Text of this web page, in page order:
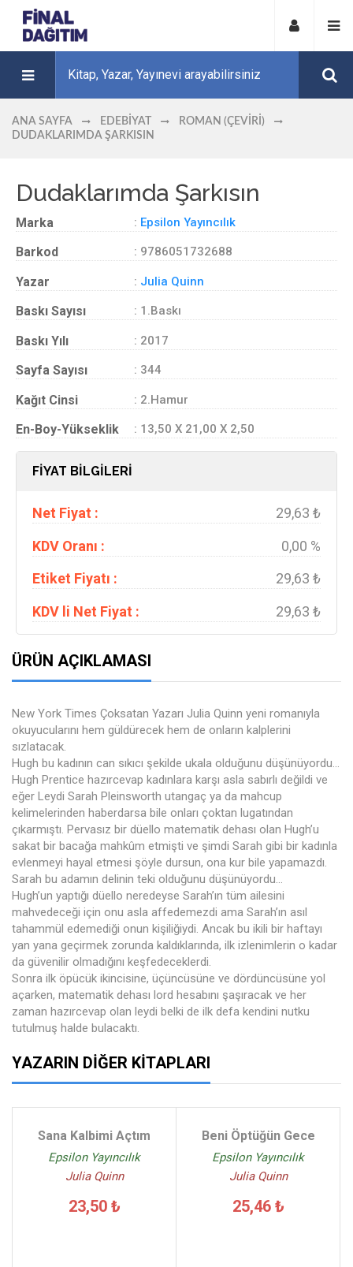
ANA SAYFA EDEBIYAT
ROMAN (ÇEVIRI)
DUDAKLARIMDA ŞARKISIN
Dudaklarımda Şarkısın
Marka : Epsilon Yayıncılık
Barkod : 9786051732688
Yazar : Julia Quinn
Baskı Sayısı : 1.Baskı
Baskı Yılı : 2017
Sayfa Sayısı : 344
Kağıt Cinsi : 2.Hamur
En-Boy-Yükseklik : 13,50 X 21,00 X 2,50
FİYAT BİLGİLERİ
Net Fiyat :
29,63 ₺
KDV Oranı :
0,00 %
Etiket Fiyatı :
29,63 ₺
KDV li Net Fiyat :
29,63 ₺
ÜRÜN AÇIKLAMASI
New York Times Çoksatan Yazarı Julia Quinn yeni romanıyla
okuyucularını hem güldürecek hem de onların kalplerini
sızlatacak.
Hugh bu kadının can sıkıcı şekilde ukala olduğunu düşünüyordu...
Hugh Prentice hazırcevap kadınlara karşı asla sabırlı değildi ve
eğer Leydi Sarah Pleinsworth utangaç ya da mahcup
kelimelerinden haberdarsa bile onları çoktan lugatından
çıkarmıştı. Pervasız bir düello matematik dehası olan Hugh’u
sakat bir bacağa mahkûm etmişti ve şimdi Sarah gibi bir kadınla
evlenmeyi hayal etmesi şöyle dursun, ona kur bile yapamazdı.
Sarah bu adamın delinin teki olduğunu düşünüyordu…
Hugh’un yaptığı düello neredeyse Sarah’ın tüm ailesini
mahvedeceği için onu asla affedemezdi ama Sarah’ın asıl
tahammül edemediği onun kişiliğiydi. Ancak bu ikili bir haftayı
yan yana geçirmek zorunda kaldıklarında, ilk izlenimlerin o kadar
da güvenilir olmadığını keşfedeceklerdi.
Sonra ilk öpücük ikincisine, üçüncüsüne ve dördüncüsüne yol
açarken, matematik dehası lord hesabını şaşıracak ve her
zaman hazırcevap olan leydi belki de ilk defa kendini nutku
tutulmuş halde bulacaktı.
YAZARIN DIĞER KITAPLARI
Sana Kalbimi Açtım
Epsilon Yayıncılık
Julia Quinn
23,50 ₺
Beni Öptüğün Gece
Epsilon Yayıncılık
Julia Quinn
25,46 ₺